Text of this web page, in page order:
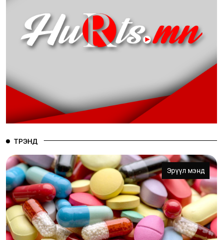
ТРЭНД
Эрүүл мэнд